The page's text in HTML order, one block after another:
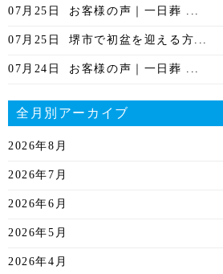
07月25日 お客様の声｜一日葬 ...
07月25日 堺市で初盆を迎える方...
07月24日 お客様の声｜一日葬 ...
全月別アーカイブ
2026年8月
2026年7月
2026年6月
2026年5月
2026年4月